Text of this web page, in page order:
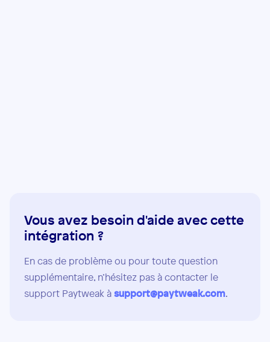
Vous avez besoin d'aide avec cette
intégration ?
En cas de problème ou pour toute question
supplémentaire, n’hésitez pas à contacter le
support Paytweak àsupport@paytweak.com.